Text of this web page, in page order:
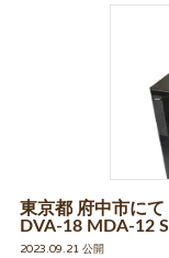
東京都 府中市に
DVA-18 MDA-12
2023.09.21 公開